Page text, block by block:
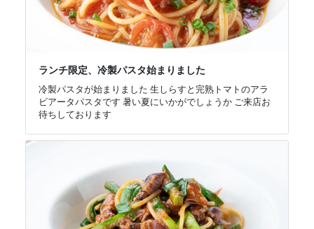
ランチ限定、冷製パスタ始まりました
冷製パスタが始まりました 生しらすと完熟トマトのアラ
ビアータパスタです 暑い夏にいかがでしょうか ご来店お
待ちしております